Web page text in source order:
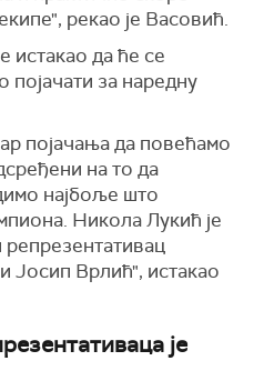
рекао је Васовић.
истакао да ће се
појачати за наредну
појачања да повећамо
на то да
најбоље што
Никола Лукић је
Јосип Врлић", истакао
је